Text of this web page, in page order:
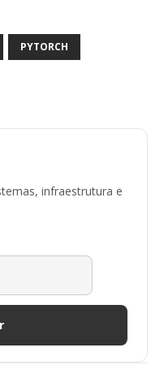
PYTORCH
infraestrutura e